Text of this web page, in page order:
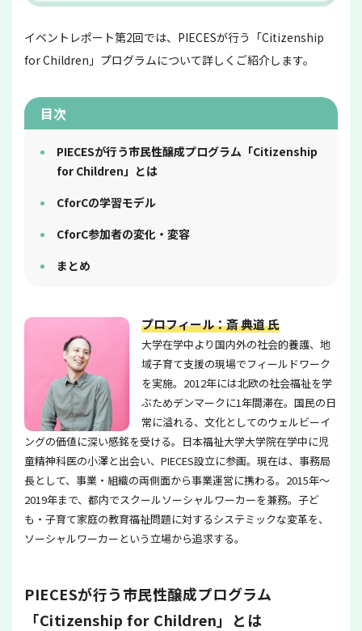
イベントレポート第2回では、PIECESが行う「Citizenship
for Children」プログラムについて詳しくご紹介します。
目次
PIECESが行う市民性醸成プログラム「Citizenship
for Children」とは
CforCの学習モデル
CforC参加者の変化・変容
まとめ
プロフィール：斎 典道 氏
大学在学中より国内外の社会的養護、地
域子育て支援の現場でフィールドワーク
を実施。2012年には北欧の社会福祉を学
ぶためデンマークに1年間滞在。国民の日
常に溢れる、文化としてのウェルビーイ
ングの価値に深い感銘を受ける。日本福祉大学大学院在学中に児
童精神科医の小澤と出会い、PIECES設立に参画。現在は、事務局
長として、事業・組織の両側面から事業運営に携わる。2015年～
2019年まで、都内でスクールソーシャルワーカーを兼務。子ど
も・子育て家庭の教育福祉問題に対するシステミックな変革を、
ソーシャルワーカーという立場から追求する。
PIECESが行う市民性醸成プログラム
「Citizenship for Children」とは